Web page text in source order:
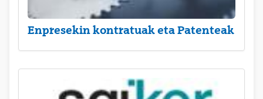
Enpresekin kontratuak eta Patenteak